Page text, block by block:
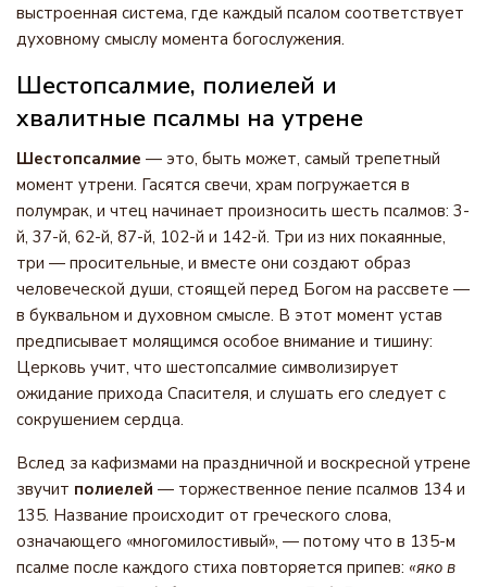
выстроенная система, где каждый псалом соответствует
духовному смыслу момента богослужения.
Шестопсалмие, полиелей и
хвалитные псалмы на утрене
Шестопсалмие — это, быть может, самый трепетный
момент утрени. Гасятся свечи, храм погружается в
полумрак, и чтец начинает произносить шесть псалмов: 3-
й, 37-й, 62-й, 87-й, 102-й и 142-й. Три из них покаянные,
три — просительные, и вместе они создают образ
человеческой души, стоящей перед Богом на рассвете —
в буквальном и духовном смысле. В этот момент устав
предписывает молящимся особое внимание и тишину:
Церковь учит, что шестопсалмие символизирует
ожидание прихода Спасителя, и слушать его следует с
сокрушением сердца.
Вслед за кафизмами на праздничной и воскресной утрене
звучит полиелей — торжественное пение псалмов 134 и
135. Название происходит от греческого слова,
означающего «многомилостивый», — потому что в 135-м
псалме после каждого стиха повторяется припев: «яко в